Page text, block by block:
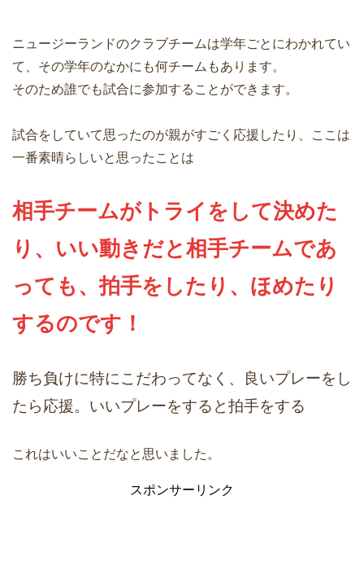
ニュージーランドのクラブチームは学年ごとにわかれてい
て、その学年のなかにも何チームもあります。
そのため誰でも試合に参加することができます。
試合をしていて思ったのが親がすごく応援したり、ここは
一番素晴らしいと思ったことは
相手チームがトライをして決めた
り、いい動きだと相手チームであ
っても、拍手をしたり、ほめたり
するのです！
勝ち負けに特にこだわってなく、良いプレーをし
たら応援。いいプレーをすると拍手をする
これはいいことだなと思いました。
スポンサーリンク